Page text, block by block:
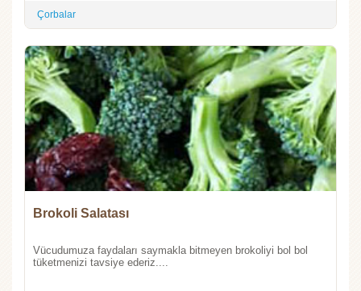
Çorbalar
Brokoli Salatası
Vücudumuza faydaları saymakla bitmeyen brokoliyi bol bol
tüketmenizi tavsiye ederiz....